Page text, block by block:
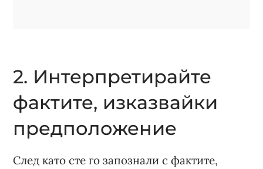
2. Интерпретирайте
фактите, изказвайки
предположение
След като сте го запознали с фактите,